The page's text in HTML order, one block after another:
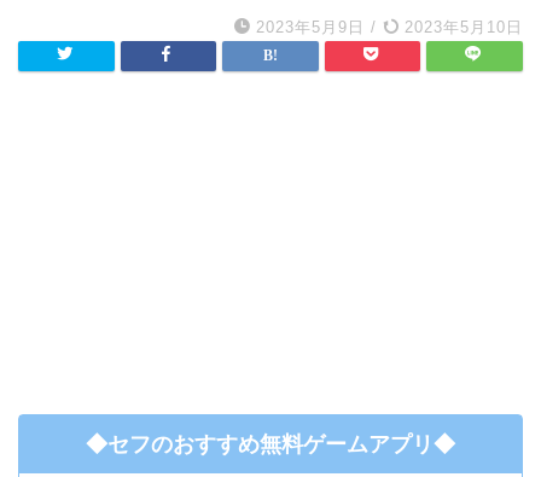
2023年5月9日 / 2023年5月10日
◆セフのおすすめ無料ゲームアプリ◆